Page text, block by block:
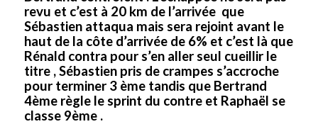
revu et c’est à 20 km de l’arrivée que
Sébastien attaqua mais sera rejoint avant le
haut de la côte d’arrivée de 6% et c’est là que
Rénald contra pour s’en aller seul cueillir le
titre , Sébastien pris de crampes s’accroche
pour terminer 3 ème tandis que Bertrand
4ème règle le sprint du contre et Raphaël se
classe 9ème .